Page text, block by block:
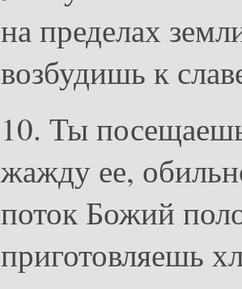
на пределах
возбудишь к
10. Ты
жажду ее,
поток Божий
приготовляешь